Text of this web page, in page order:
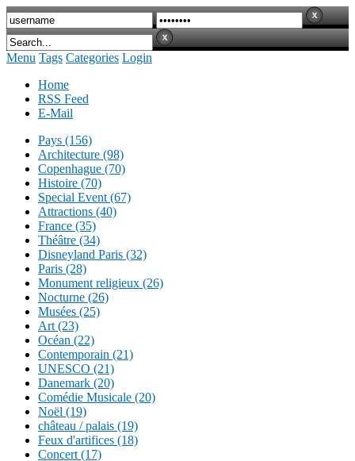
Menu Tags Categories Login
Home
RSS Feed
E-Mail
Pays (156)
Architecture (98)
Copenhague (70)
Histoire (70)
Special Event (67)
Attractions (40)
France (35)
Théâtre (34)
Disneyland Paris (32)
Paris (28)
Monument religieux (26)
Nocturne (26)
Musées (25)
Art (23)
Océan (22)
Contemporain (21)
UNESCO (21)
Danemark (20)
Comédie Musicale (20)
Noël (19)
château / palais (19)
Feux d'artifices (18)
Concert (17)